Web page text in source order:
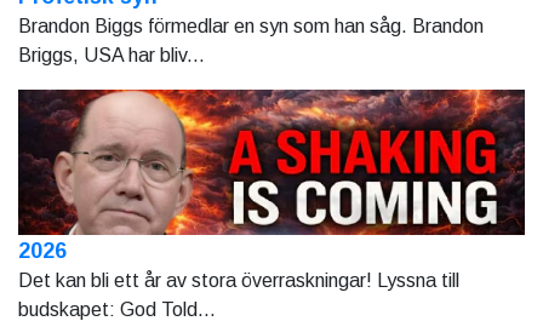
Brandon Biggs förmedlar en syn som han såg. Brandon
Briggs, USA har bliv...
2026
Det kan bli ett år av stora överraskningar! Lyssna till
budskapet: God Told...